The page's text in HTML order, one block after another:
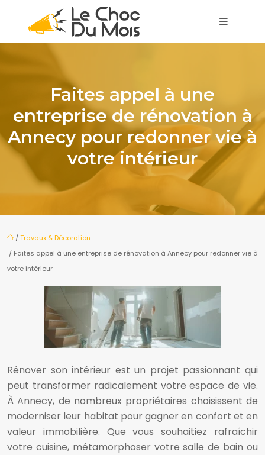
Faites appel à une
entreprise de rénovation à
Annecy pour redonner vie à
votre intérieur
/Travaux & Décoration
/ Faites appel à une entreprise de rénovation à Annecy pour redonner vie à
votre intérieur
Rénover son intérieur est un projet passionnant qui
peut transformer radicalement votre espace de vie.
À Annecy, de nombreux propriétaires choisissent de
moderniser leur habitat pour gagner en confort et en
valeur immobilière. Que vous souhaitiez rafraîchir
votre cuisine, métamorphoser votre salle de bain ou